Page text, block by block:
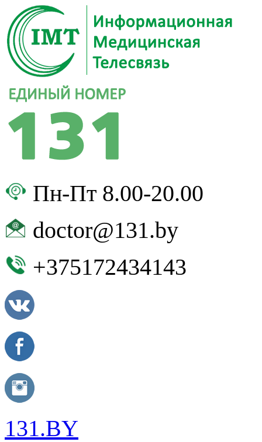
Пн-Пт 8.00-20.00
doctor@131.by
+375172434143
131.BY